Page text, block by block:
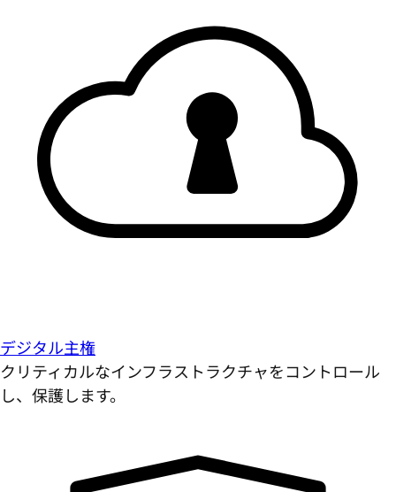
デジタル主権
クリティカルなインフラストラクチャをコントロール
し、保護します。